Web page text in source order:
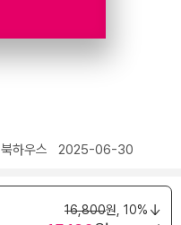
북하우스 2025-06-30
16,800원, 10%